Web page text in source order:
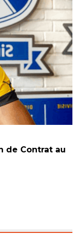
de Contrat au